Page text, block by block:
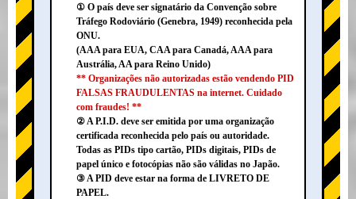
① O país deve ser signatário da Convenção sobre
Tráfego Rodoviário (Genebra, 1949) reconhecida pela
ONU.
(AAA para EUA, CAA para Canadá, AAA para
Austrália, AA para Reino Unido)
** Organizações não autorizadas estão vendendo PID
FALSAS FRAUDULENTAS na internet. Cuidado
com fraudes! **
② A P.I.D. deve ser emitida por uma organização
certificada reconhecida pelo país ou autoridade.
Todas as PIDs tipo cartão, PIDs digitais, PIDs de
papel único e fotocópias não são válidas no Japão.
③ A PID deve estar na forma de LIVRETO DE
PAPEL.